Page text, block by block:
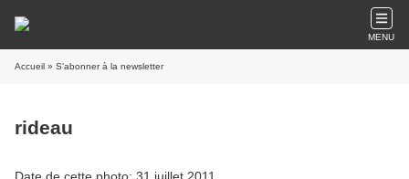
MENU
Accueil » S'abonner à la newsletter
rideau